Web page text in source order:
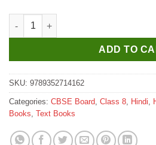
Madhuban Utkarsh Hindi Pathmala
ADD TO
SKU: 9789352714162
Categories: CBSE Board Class 8 Hindi
Books Text Books